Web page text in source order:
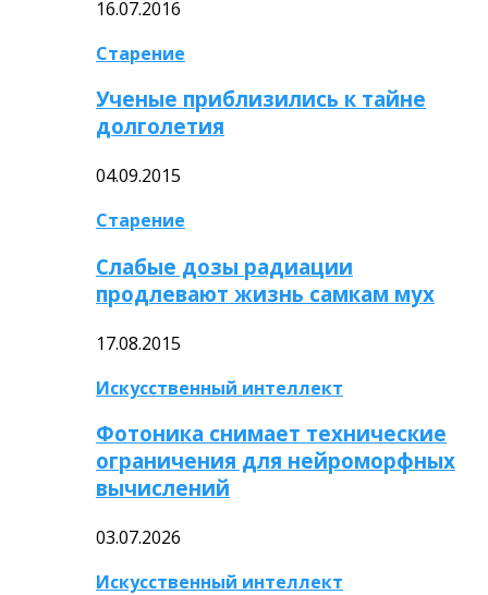
16.07.2016
Старение
Ученые приблизились к тайне
долголетия
04.09.2015
Старение
Слабые дозы радиации
продлевают жизнь самкам мух
17.08.2015
Искусственный интеллект
Фотоника снимает технические
ограничения для нейроморфных
вычислений
03.07.2026
Искусственный интеллект